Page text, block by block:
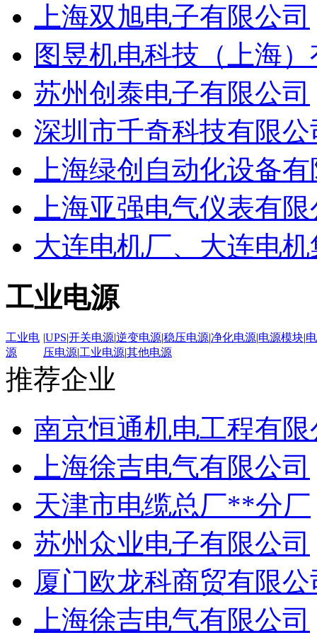
上海双旭电子有限公司
图昱机电科技（上海
苏州创泰电子有限公司
深圳市千奇科技有限公
上海绿创自动化设备
上海亚强电气仪表有
大连电机厂、大连电
工业电源
工业电
源
|UPS|开关电源|逆变电源|稳压电源|净化电源|电源模块|
压电源|工业电源|其他电源
推荐企业
南京恒通机电工程有限
上海徐吉电气有限公司
天津市电缆总厂**分厂
苏州众业电子有限公司
厦门欧龙科商贸有限公
上海徐吉电气有限公司